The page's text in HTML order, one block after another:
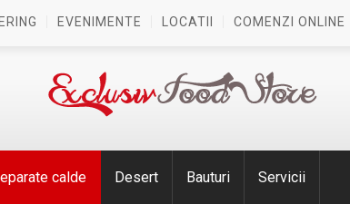
EVENIMENTE LOCATII COMENZI ONLINE
calde Desert Bauturi Servicii